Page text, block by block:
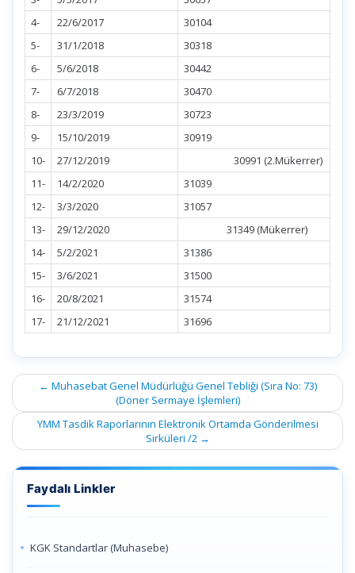
4-
22/6/2017
30104
5-
31/1/2018
30318
6-
5/6/2018
30442
7-
6/7/2018
30470
8-
23/3/2019
30723
9-
15/10/2019
30919
10-
27/12/2019
30991 (2.Mükerrer)
11-
14/2/2020
31039
12-
3/3/2020
31057
13-
29/12/2020
31349 (Mükerrer)
14-
5/2/2021
31386
15-
3/6/2021
31500
16-
20/8/2021
31574
17-
21/12/2021 31696
Post
navigation
← Muhasebat Genel Müdürlüğü Genel Tebliği (Sıra No: 73)
(Döner Sermaye İşlemleri)
YMM Tasdik Raporlarının Elektronik Ortamda Gönderilmesi
Sirküleri /2 →
Faydalı Linkler
KGK Standartlar (Muhasebe)